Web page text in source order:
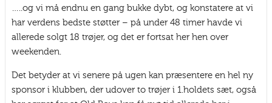
…..og vi må endnu en gang bukke dybt, og konstatere at vi
har verdens bedste støtter – på under 48 timer havde vi
allerede solgt 18 trøjer, og det er fortsat her hen over
weekenden.
Det betyder at vi senere på ugen kan præsentere en hel ny
sponsor i klubben, der udover to trøjer i 1.holdets sæt, også